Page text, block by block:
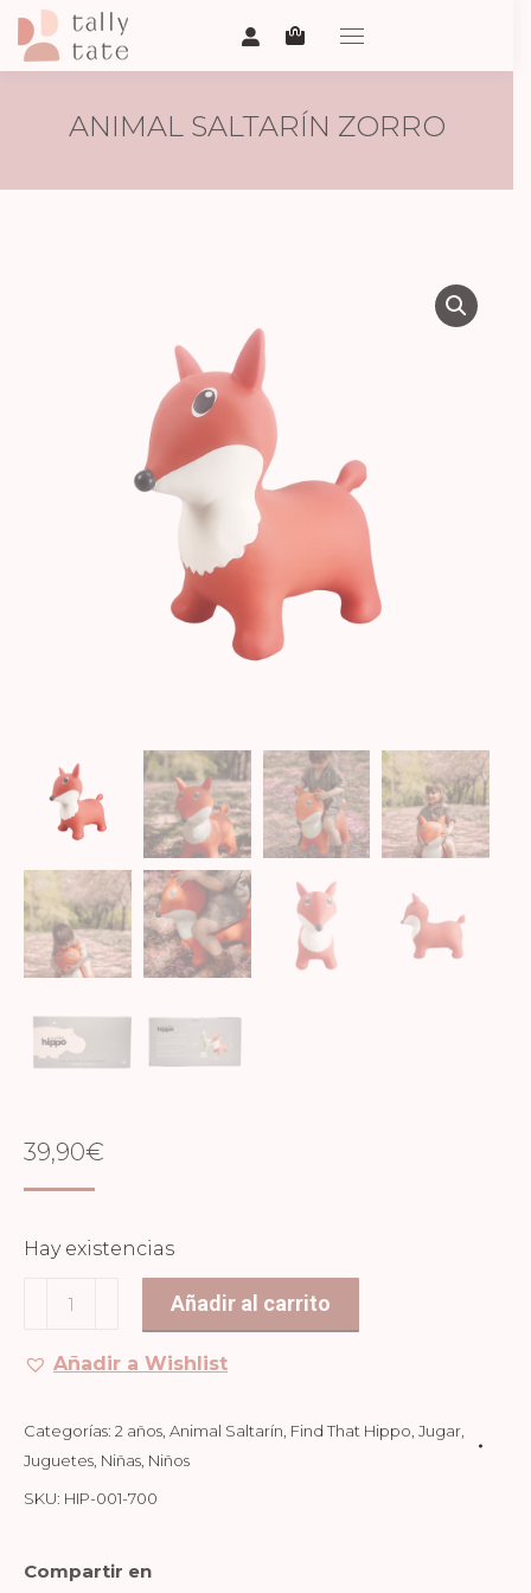
ANIMAL SALTARÍN ZORRO
39,90€
Hay existencias
Animal
Zorro
Añadir al carrito
Añadir a Wishlist
Categorías: 2 años, Animal Saltarín, Find That Hippo, Jugar,
Juguetes, Niñas, Niños
SKU: HIP-001-700
Compartir en